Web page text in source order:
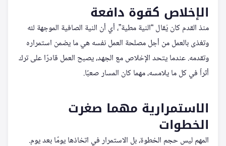
الإخلاص كقوة دافعة
منذ القدم كان يُقال “النية مطية”، أي أن النية الصافية الموجهة لله
وتغذى بالعمل من أجل مصلحة العمل نفسه هي ما يضمن استمراره
وتقدمه. عندما يتحد الإخلاص مع الجهد، يصبح العمل قادرًا على ترك
أثراً في كل ما يلامسه، مهما كان المسار صعبًا.
الاستمرارية مهما صغرت
الخطوات
المهم ليس حجم الخطوة، بل الاستمرار في اتخاذها يومًا بعد يوم.